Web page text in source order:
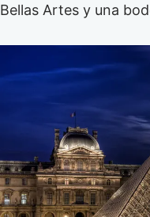
Bellas Artes y una